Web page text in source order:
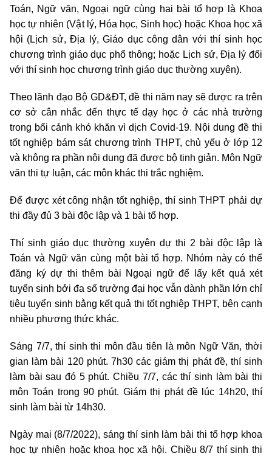
Toán, Ngữ văn, Ngoại ngữ cùng hai bài tổ hợp là Khoa
học tự nhiên (Vật lý, Hóa học, Sinh học) hoặc Khoa học xã
hội (Lịch sử, Địa lý, Giáo dục công dân với thí sinh học
chương trình giáo dục phổ thông; hoặc Lịch sử, Địa lý đối
với thí sinh học chương trình giáo dục thường xuyên).
Theo lãnh đạo Bộ GD&ĐT, đề thi năm nay sẽ được ra trên
cơ sở cân nhắc đến thực tế dạy học ở các nhà trường
trong bối cảnh khó khăn vì dịch Covid-19. Nội dung đề thi
tốt nghiệp bám sát chương trình THPT, chủ yếu ở lớp 12
và không ra phần nội dung đã được bộ tinh giản. Môn Ngữ
văn thi tự luận, các môn khác thi trắc nghiệm.
Để được xét công nhận tốt nghiệp, thí sinh THPT phải dự
thi đầy đủ 3 bài độc lập và 1 bài tổ hợp.
Thí sinh giáo dục thường xuyên dự thi 2 bài độc lập là
Toán và Ngữ văn cùng một bài tổ hợp. Nhóm này có thể
đăng ký dự thi thêm bài Ngoại ngữ để lấy kết quả xét
tuyển sinh bởi đa số trường đại học vẫn dành phần lớn chỉ
tiêu tuyển sinh bằng kết quả thi tốt nghiệp THPT, bên cạnh
nhiều phương thức khác.
Sáng 7/7, thí sinh thi môn đầu tiên là môn Ngữ Văn, thời
gian làm bài 120 phút. 7h30 các giám thị phát đề, thí sinh
làm bài sau đó 5 phút. Chiều 7/7, các thí sinh làm bài thi
môn Toán trong 90 phút. Giám thị phát đề lúc 14h20, thí
sinh làm bài từ 14h30.
Ngày mai (8/7/2022), sáng thí sinh làm bài thi tổ hợp khoa
học tự nhiên hoặc khoa học xã hội. Chiều 8/7 thí sinh thi